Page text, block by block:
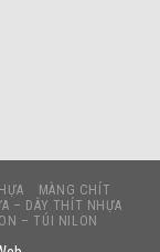
MÀNG CHÍT
– DÂY THÍT NHỰA
– TÚI NILON